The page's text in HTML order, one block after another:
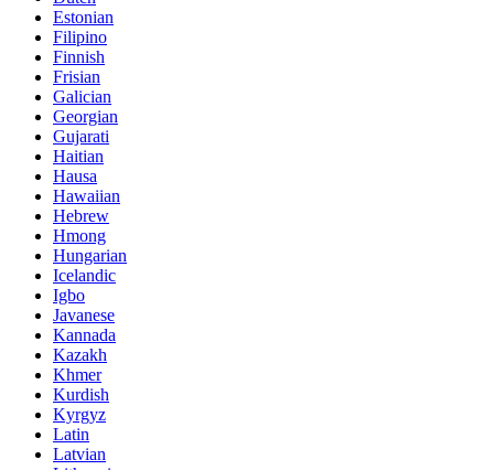
Estonian
Filipino
Finnish
Frisian
Galician
Georgian
Gujarati
Haitian
Hausa
Hawaiian
Hebrew
Hmong
Hungarian
Icelandic
Igbo
Javanese
Kannada
Kazakh
Khmer
Kurdish
Kyrgyz
Latin
Latvian